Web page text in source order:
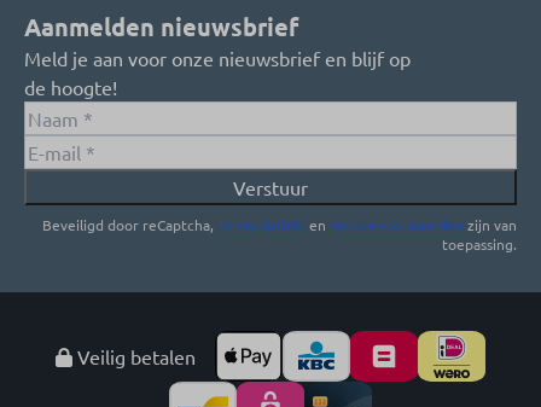
Aanmelden nieuwsbrief
Meld je aan voor onze nieuwsbrief en blijf op
de hoogte!
Verstuur
Beveiligd door reCaptcha, privacybeleid en servicevoorwaarden zijn van
toepassing.
Veilig betalen